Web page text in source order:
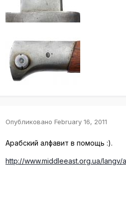
Опубликовано February 16, 2011
Арабский алфавит в помощь :).
http://www.middleeast.org.ua/langv/